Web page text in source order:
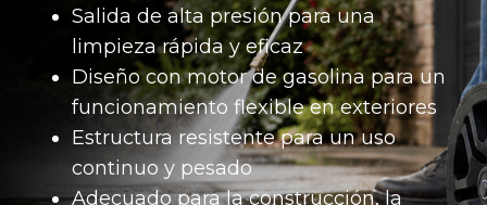
Salida de alta presión para una
limpieza rápida y eficaz
Diseño con motor de gasolina para un
funcionamiento flexible en exteriores
Estructura resistente para un uso
continuo y pesado
Adecuado para la construcción, la